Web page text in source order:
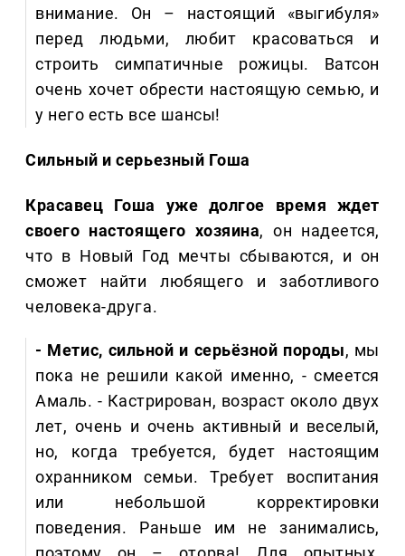
внимание. Он – настоящий «выгибуля»
перед людьми, любит красоваться и
строить симпатичные рожицы. Ватсон
очень хочет обрести настоящую семью, и
у него есть все шансы!
Сильный и серьезный Гоша
Красавец Гоша уже долгое время ждет
своего настоящего хозяина, он надеется,
что в Новый Год мечты сбываются, и он
сможет найти любящего и заботливого
человека-друга.
- Метис, сильной и серьёзной породы, мы
пока не решили какой именно, - смеется
Амаль. - Кастрирован, возраст около двух
лет, очень и очень активный и веселый,
но, когда требуется, будет настоящим
охранником семьи. Требует воспитания
или небольшой корректировки
поведения. Раньше им не занимались,